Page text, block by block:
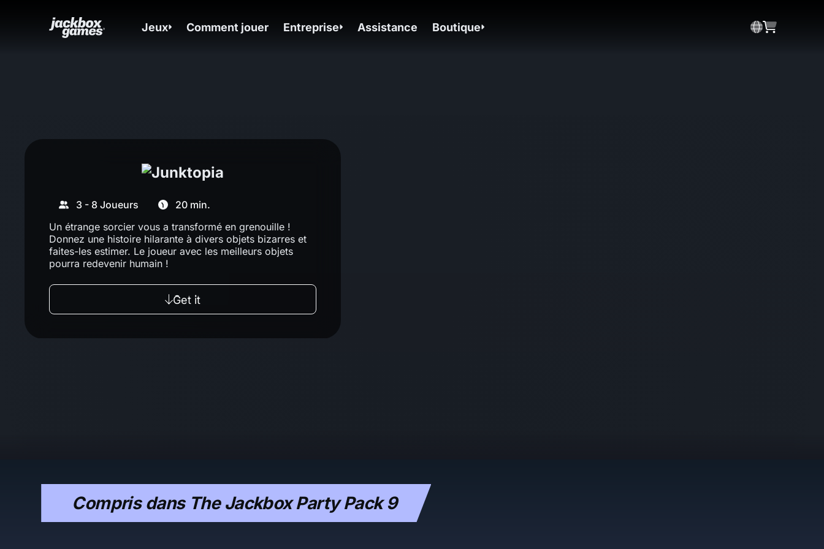
Jeux Comment jouer Entreprise Assistance Boutique
3 - 8 Joueurs
20 min.
Un étrange sorcier vous a transformé en grenouille !
Donnez une histoire hilarante à divers objets bizarres et
faites-les estimer. Le joueur avec les meilleurs objets
pourra redevenir humain !
Get it
Compris dans The Jackbox Party Pack 9